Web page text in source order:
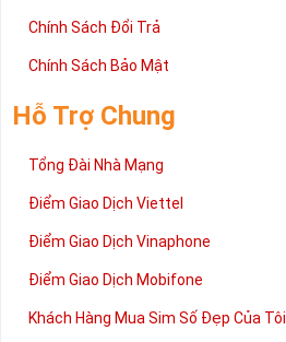
Chính Sách Đổi Trả
Chính Sách Bảo Mật
Hỗ Trợ Chung
Tổng Đài Nhà Mạng
Điểm Giao Dịch Viettel
Điểm Giao Dịch Vinaphone
Điểm Giao Dịch Mobifone
Khách Hàng Mua Sim Số Đẹp Của Tôi